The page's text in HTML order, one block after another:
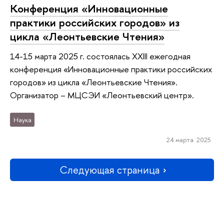
Конференция «Инновационные
практики российских городов» из
цикла «Леонтьевские Чтения»
14-15 марта 2025 г. состоялась XXIII ежегодная
конференция «Инновационные практики российских
городов» из цикла «Леонтьевские Чтения».
Организатор – МЦСЭИ «Леонтьевский центр».
Наука
24 марта 2025
Следующая страница